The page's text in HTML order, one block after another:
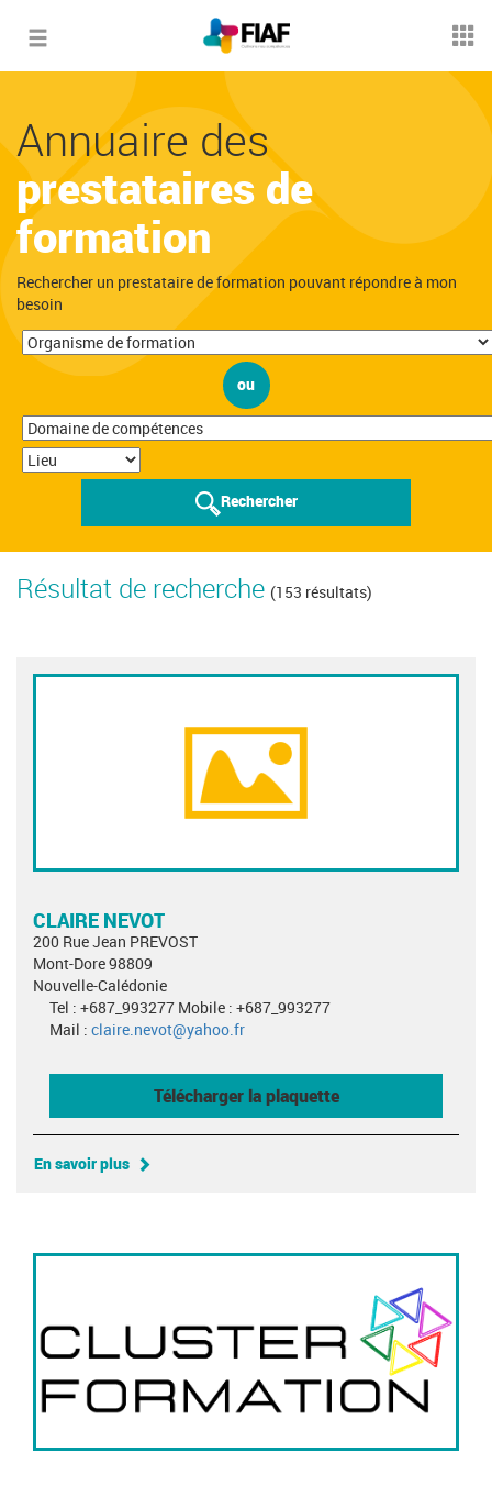
Toggle
Annuaire des
prestataires de
formation
Rechercher un prestataire de formation pouvant répondre à mon
besoin
ou
Rechercher
Résultat de recherche (153 résultats)
CLAIRE NEVOT
200 Rue Jean PREVOST
Mont-Dore 98809
Nouvelle-Calédonie
Tel : +687_993277 Mobile : +687_993277
Mail : claire.nevot@yahoo.fr
Télécharger la plaquette
En savoir plus